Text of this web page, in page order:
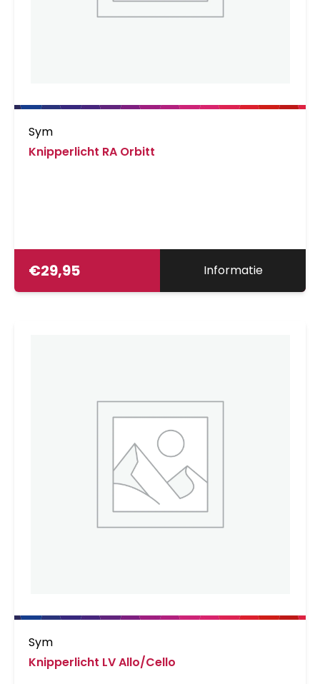
Sym
Knipperlicht RA Orbitt
€29,95 Informatie
Sym
Knipperlicht LV Allo/Cello